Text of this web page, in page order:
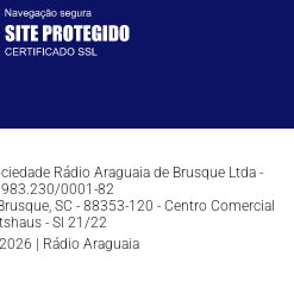
Rádio Araguaia de Brusque Ltda -
0001-82
SC - 88353-120 - Centro Comercial
- Sl 21/22
| Rádio Araguaia